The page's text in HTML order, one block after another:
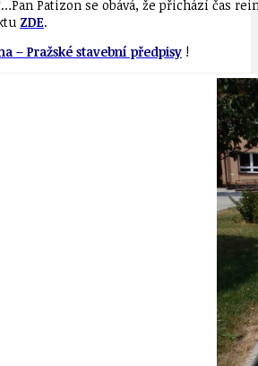
Patizon se obává, že přichází čas
ZDE.
– Pražské stavební předpisy !